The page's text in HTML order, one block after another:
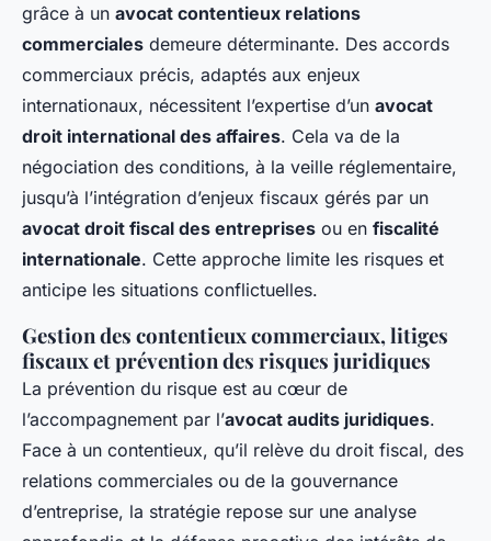
grâce à un avocat contentieux relations
commerciales demeure déterminante. Des accords
commerciaux précis, adaptés aux enjeux
internationaux, nécessitent l’expertise d’un avocat
droit international des affaires. Cela va de la
négociation des conditions, à la veille réglementaire,
jusqu’à l’intégration d’enjeux fiscaux gérés par un
avocat droit fiscal des entreprises ou en fiscalité
internationale. Cette approche limite les risques et
anticipe les situations conflictuelles.
Gestion des contentieux commerciaux, litiges
fiscaux et prévention des risques juridiques
La prévention du risque est au cœur de
l’accompagnement par l’avocat audits juridiques.
Face à un contentieux, qu’il relève du droit fiscal, des
relations commerciales ou de la gouvernance
d’entreprise, la stratégie repose sur une analyse